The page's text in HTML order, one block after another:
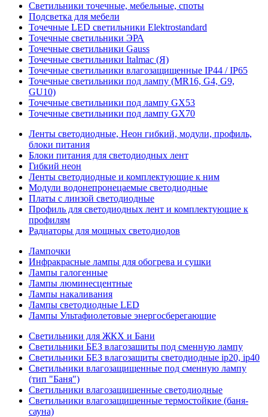
Светильники точечные, мебельные, споты
Подсветка для мебели
Точечные LED светильники Elektrostandard
Точечные светильники ЭРА
Точечные светильники Gauss
Точечные светильники Italmac (Я)
Точечные светильники влагозащищенные IP44 / IP65
Точечные светильники под лампу (MR16, G4, G9,
GU10)
Точечные светильники под лампу GX53
Точечные светильники под лампу GX70
Ленты светодиодные, Неон гибкий, модули, профиль,
блоки питания
Блоки питания для светодиодных лент
Гибкий неон
Ленты светодиодные и комплектующие к ним
Модули водонепронецаемые светодиодные
Платы с линзой светодиодные
Профиль для светодиодных лент и комплектующие к
профилям
Радиаторы для мощных светодиодов
Лампочки
Инфракрасные лампы для обогрева и сушки
Лампы галогенные
Лампы люминесцентные
Лампы накаливания
Лампы светодиодные LED
Лампы Ультафиолетовые энергосберегающие
Светильники для ЖКХ и Бани
Светильники БЕЗ влагозащиты под сменную лампу
Светильники БЕЗ влагозащиты светодиодные ip20, ip40
Светильники влагозащищенные под сменную лампу
(тип "Баня")
Светильники влагозащищенные светодиодные
Светильники влагозащищенные термостойкие (баня-
сауна)